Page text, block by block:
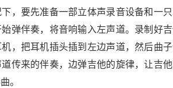
，要先准备一部立体声录音设备和一
弹伴奏，将音响输入左声道。录制好
，把耳机插头插到左边声道，然后曲
传来的伴奏，边弹吉他的旋律，让吉
。